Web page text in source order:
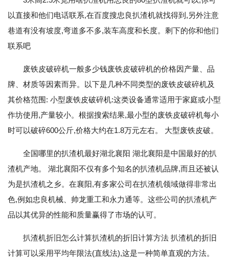
以直接和他们电话联系,在百度搜忠良扒渣机就找得到,另外注意
巷道有没有坡度,弯道多不多,装车高度和长度。剩下的你和他们
联系吧
废铁皮破碎机一般多少钱废铁皮破碎机的价格因产量、品
牌、材质等因素而异。以下是几种不同类型的废铁皮破碎机及
其价格范围: 小型废铁皮破碎机:这类设备通常适用于家庭或小型
作坊使用,产量较小。根据搜索结果,最小型的废铁皮破碎机每小
时可以破碎600公斤,价格大约在1.8万元左右。 大型废铁皮破。
全国哪里的扒渣机最好湖北襄阳 湖北襄阳是中国最好的扒
渣机产地。 湖北襄阳不仅有多个知名的扒渣机品牌,而且还被认
为是扒渣机之乡。在襄阳,有多家公司在扒渣机领域做得非常出
色,例如忠良机械、帅龙重工和永力通等。这些公司的扒渣机产
品以其优异的性能和质量赢得了市场的认可。
扒渣机折旧怎么计算扒渣机的折旧计算方法 扒渣机的折旧
计算可以采用平均年限法(直线法),这是一种简单直观的方法。